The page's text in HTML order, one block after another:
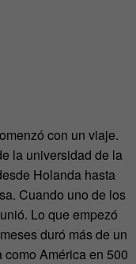
con un viaje.
la universidad de la
Holanda hasta
Cuando uno de los
Lo que empezó
duró más de un
América en 500